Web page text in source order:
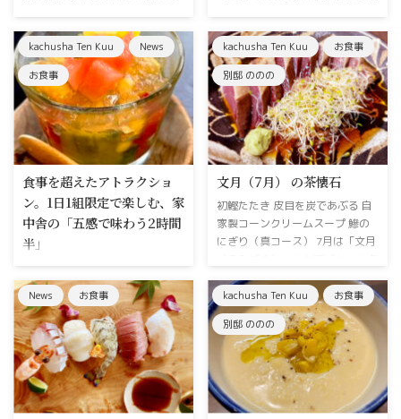
結び三楽集 へ今年の目玉は三段
重。蕎麦・おせち・和菓子という
家中舎の得意分野が三つ詰まった
豪華おせちを予定しています。
2025年バージョン 一の膳 二の膳
（和菓子） 今年は蕎麦の重を用
意 年越し（蕎麦）新年（おせ
ち）初釜（和菓子）お正月を楽し
む三楽重 年越しには手打ち蕎麦
をご用意します。新年は好評の伊
勢エビも復活。二名様分のおせち
をぎっしり詰め込みます。新年三
ヶ日はくつろぎの和菓子を。お抹
茶を点ててご家 ...
ら10日間はグングンと気温が上
昇します。夏バテを防ぐ意味でも
あってこの頃になると土用の丑の
日〝うなぎ〟を食べるんですね。
72侯でいうと〝桐始結花 (きりは
じめてはなをむすぶ)〟です。桐
の実がなりだして、風に乗って飛
んで行く。そんな季節です。懐石
料理は野菜や旬の魚が主の料理な
のでとても季節の移ろいを重んじ
ます。冬瓜・なすび・ソーメン瓜
など夏野菜もう最後かな〝自家製
コーンスープ〟あります。美味し
い〝オリーブ牛〟も用意してお ...
kachusha Ten Kuu
News
お食事
食事を超えたアトラクショ
ン。1日1組限定で楽しむ、家
中舎の「五感で味わう2時間
半」
多度津から宇多津へと移転し、一
切の看板を無くした「家中舎」。
どこにあるのかさえ正確に明かさ
ないその佇まいに、「本当に実在
しているのだろうか？」と思われ
る方もいるかもしれません。実は
今年、私たちは大きな方向転換を
しました。宴会や宿泊も受けてい
た大空間から、1日わずか1グル
kachusha Ten Kuu
お食事
別邸 ののの
文月（7月） の茶懐石
初鰹たたき 皮目を炭であぶる 自
家製コーンクリームスープ 鰺の
にぎり（真コース） 7月は「文月
の短冊に願いを込める、どこかロ
マンチックで風雅な季節です。家
中舎の暖簾をくぐった瞬間から、
外の暑さをふっと忘れるような、
涼やかで心地よいひとときをお届
けできればと思っております。
新しく初（はつ）というコースを
新設いたしました 懐石料理がど
News お食事 kachusha Ten Kuu
お食事
別邸 ののの